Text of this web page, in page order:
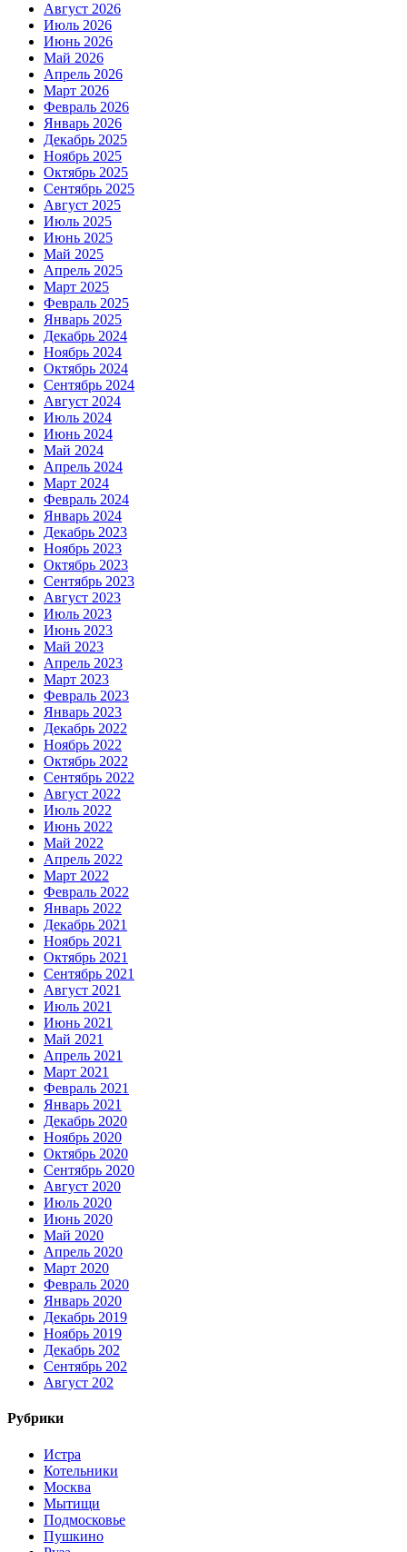
Август 2026
Июль 2026
Июнь 2026
Май 2026
Апрель 2026
Март 2026
Февраль 2026
Январь 2026
Декабрь 2025
Ноябрь 2025
Октябрь 2025
Сентябрь 2025
Август 2025
Июль 2025
Июнь 2025
Май 2025
Апрель 2025
Март 2025
Февраль 2025
Январь 2025
Декабрь 2024
Ноябрь 2024
Октябрь 2024
Сентябрь 2024
Август 2024
Июль 2024
Июнь 2024
Май 2024
Апрель 2024
Март 2024
Февраль 2024
Январь 2024
Декабрь 2023
Ноябрь 2023
Октябрь 2023
Сентябрь 2023
Август 2023
Июль 2023
Июнь 2023
Май 2023
Апрель 2023
Март 2023
Февраль 2023
Январь 2023
Декабрь 2022
Ноябрь 2022
Октябрь 2022
Сентябрь 2022
Август 2022
Июль 2022
Июнь 2022
Май 2022
Апрель 2022
Март 2022
Февраль 2022
Январь 2022
Декабрь 2021
Ноябрь 2021
Октябрь 2021
Сентябрь 2021
Август 2021
Июль 2021
Июнь 2021
Май 2021
Апрель 2021
Март 2021
Февраль 2021
Январь 2021
Декабрь 2020
Ноябрь 2020
Октябрь 2020
Сентябрь 2020
Август 2020
Июль 2020
Июнь 2020
Май 2020
Апрель 2020
Март 2020
Февраль 2020
Январь 2020
Декабрь 2019
Ноябрь 2019
Декабрь 202
Сентябрь 202
Август 202
Рубрики
Истра
Котельники
Москва
Мытищи
Подмосковье
Пушкино